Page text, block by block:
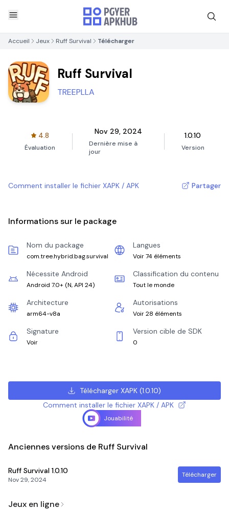
Accueil Jeux Ruff Survival Télécharger
Ruff Survival
TREEPLLA
4.8
Évaluation
Nov 29, 2024
Dernière mise à
jour
1.0.10
Version
Comment installer le fichier XAPK / APK Partager
Informations sur le package
Nom du package
com.tree.hybrid.bag.survival
Langues
Voir 74 éléments
Nécessite Android
Android 7.0+ (N, API 24)
Classification du contenu
Tout le monde
Architecture
arm64-v8a
Autorisations
Voir 28 éléments
Signature
Voir
Version cible de SDK
0
Télécharger XAPK (1.0.10)
Comment installer le fichier XAPK / APK
Jouabilité
Anciennes versions de Ruff Survival
Ruff Survival 1.0.10
Nov 29, 2024
Télécharger
Jeux en ligne